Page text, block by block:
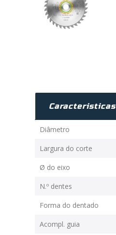
Caracteristicas
Diâmetro
Largura do corte
Ø do eixo
N.º dentes
Forma do dentado
Acompl. guia